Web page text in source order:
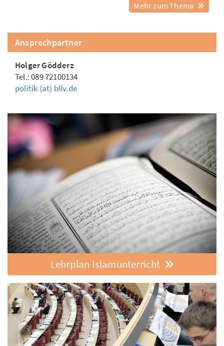
Mehr zum Thema
Ansprechpartner
Holger Gödderz
Tel.: 089 72100134
politik (at) bllv.de
Lehrplan Islamunterricht